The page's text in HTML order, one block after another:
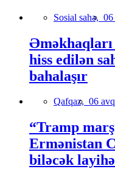
Sosial sahə, 06
hiss edilən
bahalaşır
Qafqaz, 06
“Tramp
Ermənistan
biləcək